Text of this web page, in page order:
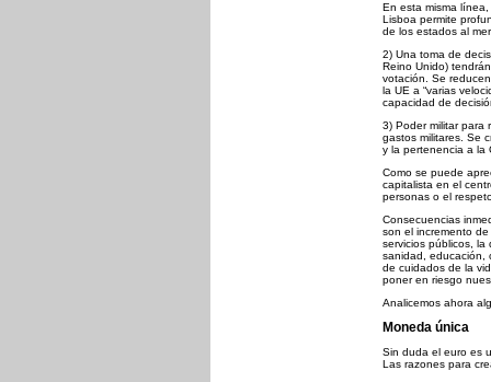
En esta misma
Lisboa permite
de los estados al
2) Una toma de
Reino Unido)
votación. Se
la UE a “varias
capacidad de
3) Poder militar para
gastos militares. Se
y la pertenencia a la
Como se puede
capitalista en el
personas o el
Consecuencias
son el incremento
servicios públicos,
sanidad, educación,
de cuidados de la
poner en riesgo
Analicemos ahora
Moneda única
Sin duda el euro es
Las razones para